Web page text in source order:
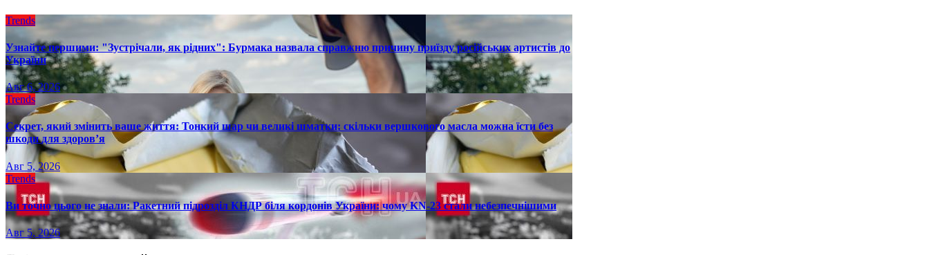
Trends
Узнайте першими: "Зустрічали, як рідних": Бурмака назвала справжню причину приїзду російських артистів до
України
Авг 6, 2026
Trends
Секрет, який змінить ваше життя: Тонкий шар чи великі шматки: скільки вершкового масла можна їсти без
шкоди для здоров’я
Авг 5, 2026
Trends
Ви точно цього не знали: Ракетний підрозділ КНДР біля кордонів України: чому KN-23 стали небезпечнішими
Авг 5, 2026